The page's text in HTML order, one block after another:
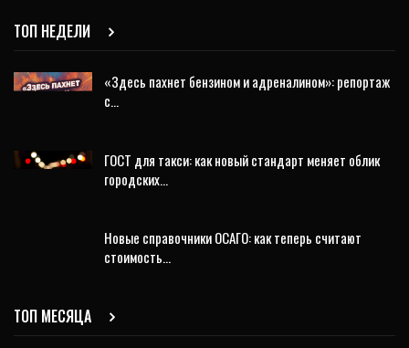
ТОП НЕДЕЛИ
«Здесь пахнет бензином и адреналином»: репортаж
с…
ГОСТ для такси: как новый стандарт меняет облик
городских…
Новые справочники ОСАГО: как теперь считают
стоимость…
ТОП МЕСЯЦА